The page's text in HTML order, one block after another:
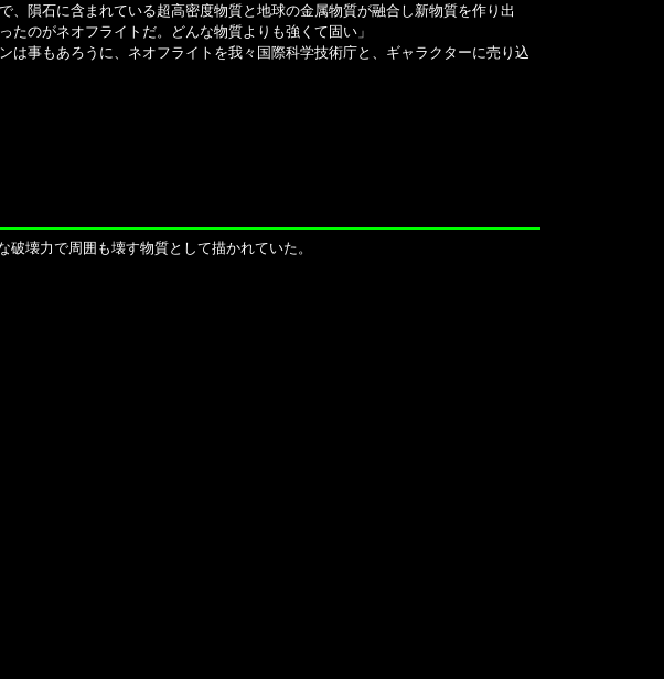
隕石に含まれている超高密度物質と地球の金属物質が融合し新物質を作り出
のがネオフライトだ。どんな物質よりも強くて固い」
事もあろうに、ネオフライトを我々国際科学技術庁と、ギャラクターに売り込
壊力で周囲も壊す物質として描かれていた。